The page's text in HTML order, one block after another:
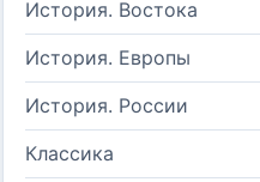
История. Востока
История. Европы
История. России
Классика